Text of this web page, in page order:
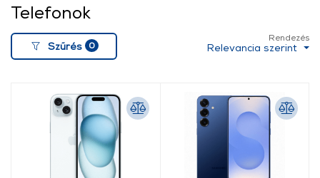
Telefonok
Szűrés 0
Rendezés
Relevancia szerint